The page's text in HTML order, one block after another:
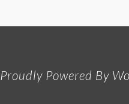
Proudly Powered By